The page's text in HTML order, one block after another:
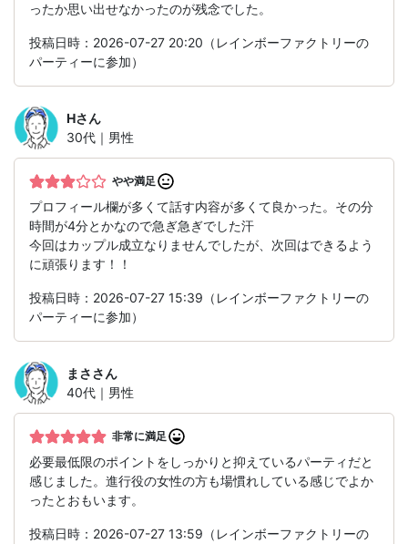
ったか思い出せなかったのが残念でした。
投稿日時：2026-07-27 20:20（レインボーファクトリーの
パーティーに参加）
Hさん
30代｜男性
やや満足
プロフィール欄が多くて話す内容が多くて良かった。その分
時間が4分とかなので急ぎ急ぎでした汗
今回はカップル成立なりませんでしたが、次回はできるよう
に頑張ります！！
投稿日時：2026-07-27 15:39（レインボーファクトリーの
パーティーに参加）
まささん
40代｜男性
非常に満足
必要最低限のポイントをしっかりと抑えているパーティだと
感じました。進行役の女性の方も場慣れしている感じでよか
ったとおもいます。
投稿日時：2026-07-27 13:59（レインボーファクトリーの